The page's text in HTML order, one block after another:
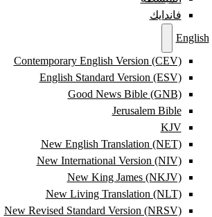
فاندايك
English
Contemporary English Version (CEV)
English Standard Version (ESV)
Good News Bible (GNB)
Jerusalem Bible
KJV
New English Translation (NET)
New International Version (NIV)
New King James (NKJV)
New Living Translation (NLT)
New Revised Standard Version (NRSV)